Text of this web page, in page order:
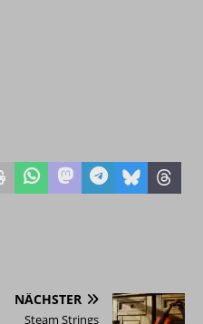
NÄCHSTER
Steam Strings